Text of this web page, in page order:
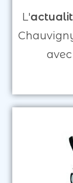
L'